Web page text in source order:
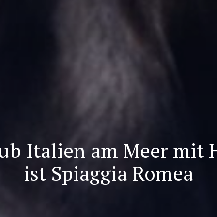
Italien am Meer mit
ist Spiaggia Romea